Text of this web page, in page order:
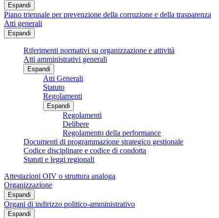
Espandi
Piano triennale per prevenzione della corruzione e della trasparenza
Atti generali
Espandi
Riferimenti normativi su organizzazione e attività
Atti amministrativi generali
Espandi
Atti Generali
Statuto
Regolamenti
Espandi
Regolamenti
Delibere
Regolamento della performance
Documenti di programmazione strategico gestionale
Codice disciplinare e codice di condotta
Statuti e leggi regionali
Attestazioni OIV o struttura analoga
Organizzazione
Espandi
Organi di indirizzo politico-amministrativo
Espandi